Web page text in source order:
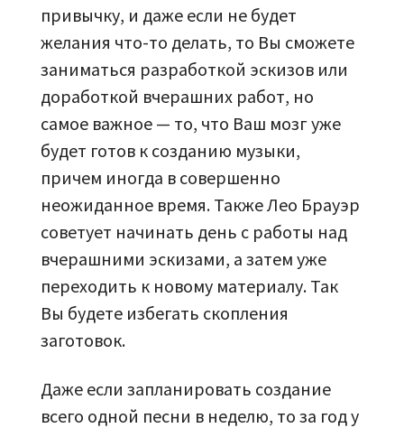
привычку, и даже если не будет
желания что-то делать, то Вы сможете
заниматься разработкой эскизов или
доработкой вчерашних работ, но
самое важное — то, что Ваш мозг уже
будет готов к созданию музыки,
причем иногда в совершенно
неожиданное время. Также Лео Брауэр
советует начинать день с работы над
вчерашними эскизами, а затем уже
переходить к новому материалу. Так
Вы будете избегать скопления
заготовок.
Даже если запланировать создание
всего одной песни в неделю, то за год у